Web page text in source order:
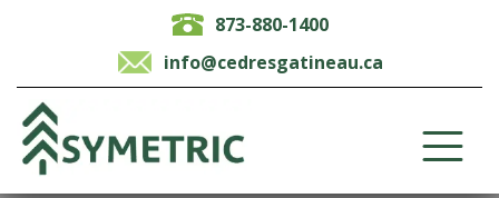
873-880-1400
info@cedresgatineau.ca